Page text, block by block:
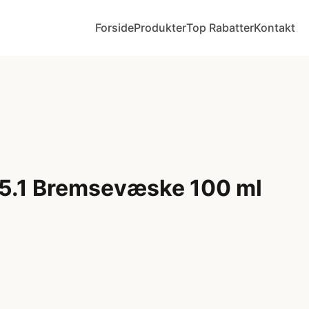
ForsideProdukterTop RabatterKontakt
Bremsevæske 100 ml